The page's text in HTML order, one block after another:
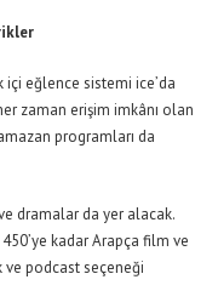
içi eğlence sistemi ice’da
zaman erişim imkânı olan
programları da
dramalar da yer alacak.
kadar Arapça film ve
ve podcast seçeneği